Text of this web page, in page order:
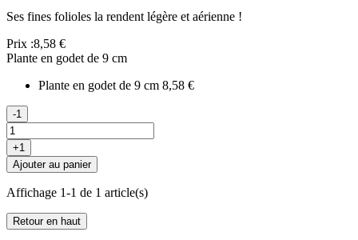
Ses fines folioles la rendent légère et aérienne !
Prix :8,58 €
Plante en godet de 9 cm
Plante en godet de 9 cm 8,58 €
-1
+1
Ajouter au panier
Affichage 1-1 de 1 article(s)
Retour en haut